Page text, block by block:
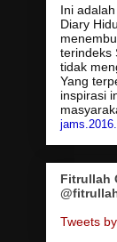
Ini
Diary
terindeks
tidak
Yang
inspirasi
Fitrullah
Tweets